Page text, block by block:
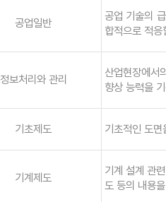
공업일반
공업 기술의
합적으로 적
정보처리와 관리
산업현장에서
향상 능력을
기초제도 기초적인 도
기계제도
기계 설계 관
도 등의 내용